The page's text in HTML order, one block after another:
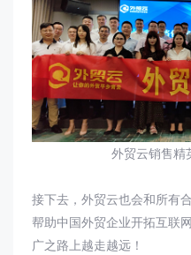
外贸云销售精
接下去，外贸云也会和所有
帮助中国外贸企业开拓互联
广之路上越走越远！